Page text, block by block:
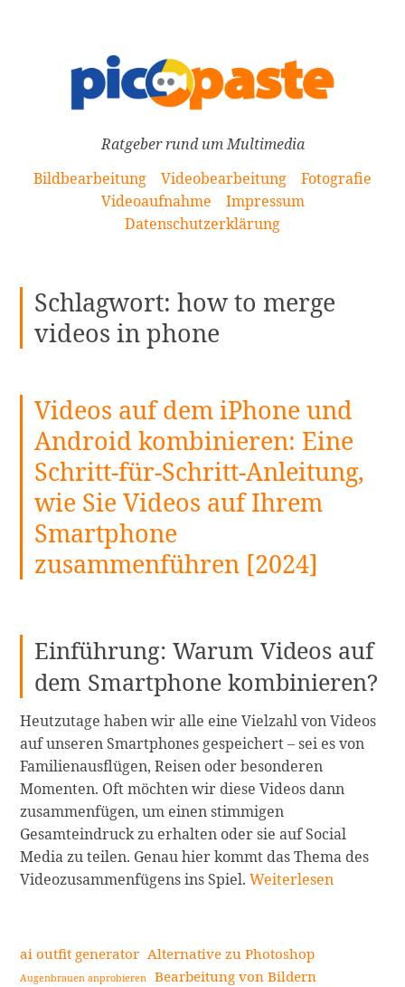
Ratgeber rund um Multimedia
Bildbearbeitung
Videobearbeitung
Fotografie
Videoaufnahme
Impressum
Datenschutzerklärung
Schlagwort:how to merge
videos in phone
Videos auf dem iPhone und
Android kombinieren: Eine
Schritt-für-Schritt-Anleitung,
wie Sie Videos auf Ihrem
Smartphone
zusammenführen [2024]
Einführung: Warum Videos auf
dem Smartphone kombinieren?
Heutzutage haben wir alle eine Vielzahl von Videos
auf unseren Smartphones gespeichert – sei es von
Familienausflügen, Reisen oder besonderen
Momenten. Oft möchten wir diese Videos dann
zusammenfügen, um einen stimmigen
Gesamteindruck zu erhalten oder sie auf Social
Media zu teilen. Genau hier kommt das Thema des
Videozusammenfügens ins Spiel.Videos
iPhone
und
Weiterlesen
ai outfit generator Alternative zu Photoshop
Augenbrauen anprobieren Bearbeitung von Bildern